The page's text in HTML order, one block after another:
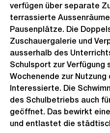
verfügen über separate
terrassierte
Pausenplätze. Die
Zuschauergalerie und
ausserhalb des
Schulsport zur Verfügung
Wochenende zur
Interessierte. Die
des Schulbetriebs auch
geöffnet. Das bewirkt
und entlastet die